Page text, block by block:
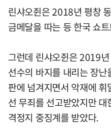
린샤오쥔은 2018년 평창
금메달을 따는 등 한국 쇼
그런데 린샤오쥔은 2019
선수의 바지를 내리는 장
판에 넘겨지면서 악재에
선 무죄를 선고받았지만
격정지 중징계를 받았다.